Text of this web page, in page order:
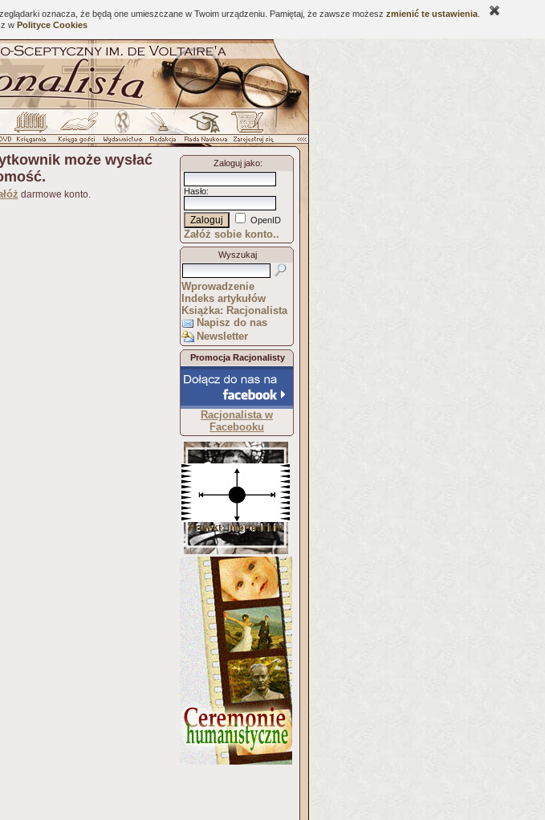
oznacza, że będą one umieszczane w Twoim urządzeniu. Pamiętaj, że zawsze możesz zmienić te ustawienia
w Polityce Cookies
może wysłać
darmowe konto.
Zaloguj jako:
Hasło:
OpenID
Załóż sobie konto..
Wyszukaj
Wprowadzenie
Indeks artykułów
Książka: Racjonalista
Napisz do nas
Newsletter
Promocja Racjonalisty
Racjonalista w
Facebooku